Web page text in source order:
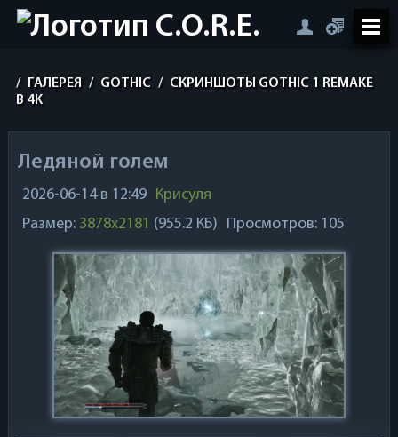
/ ГАЛЕРЕЯ / GOTHIC / СКРИНШОТЫ GOTHIC 1 REMAKE
В 4K
Ледяной голем
2026-06-14 в 12:49 Крисуля
Размер: 3878x2181 (955.2 КБ) Просмотров: 105